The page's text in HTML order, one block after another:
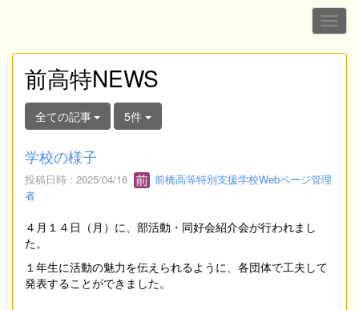
前高特NEWS
全ての記事 5件
学校の様子
投稿日時 : 2025/04/16
前橋高等特別支援学校Webページ管理
者
４月１４日（月）に、部活動・同好会紹介会が行われまし
た。
１年生に活動の魅力を伝えられるように、各団体で工夫して
発表することができました。